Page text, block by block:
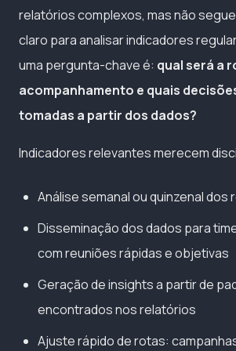
relatórios complexos, mas não
claro para analisar indicadores
uma pergunta-chave é: qual será a
acompanhamento e quais
tomadas a partir dos dados?
Indicadores relevantes merecem
Análise semanal ou quinzenal dos
Disseminação dos dados para
com reuniões rápidas e objetivas
Geração de insights a partir de
encontrados nos relatórios
Ajuste rápido de rotas: